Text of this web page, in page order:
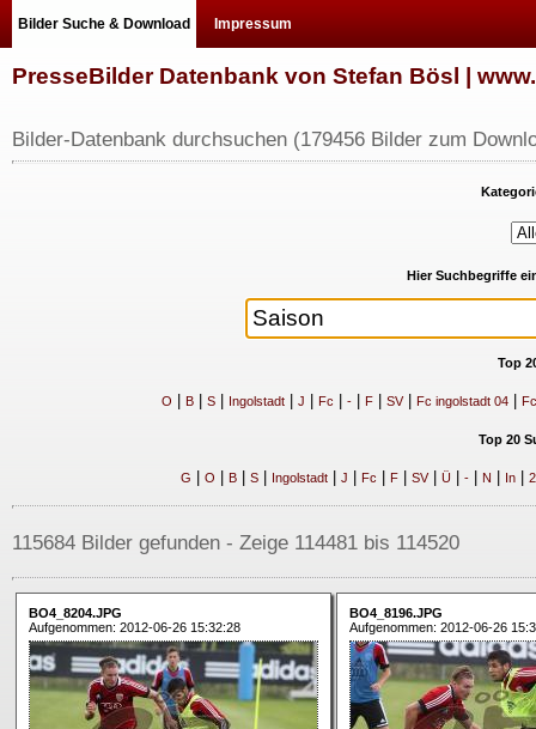
Bilder Suche & Download Impressum
PresseBilder Datenbank von Stefan Bösl |
Bilder-Datenbank durchsuchen (179456 Bilder zum
Hier Suchbegriffe
Top
O B| S| Ingolstadt| J Fc -| F| SV| Fc ingolstadt 04|
Top 20
G O B| S| Ingolstadt| J Fc F| SV| Ü| -| N In| 2
115684 Bilder gefunden - Zeige 114481 bis 114520
BO4_8204.JPG
Aufgenommen: 2012-06-26 15:32:28
BO4_8196.JPG
Aufgenommen: 2012-06-26